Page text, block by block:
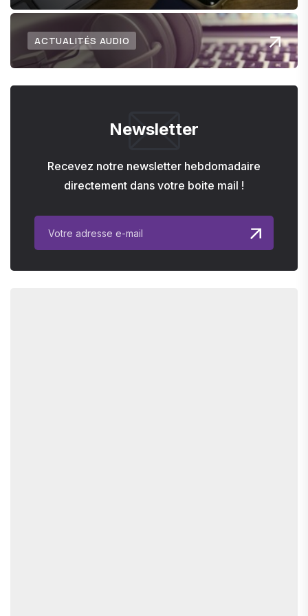
ACTUALITÉS AUDIO
Newsletter
Recevez notre newsletter hebdomadaire
directement dans votre boite mail !